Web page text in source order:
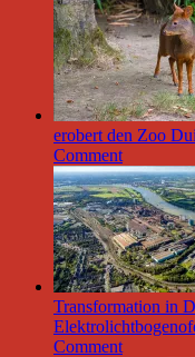
erobert den Zoo
Comment
Transformation in
Comment